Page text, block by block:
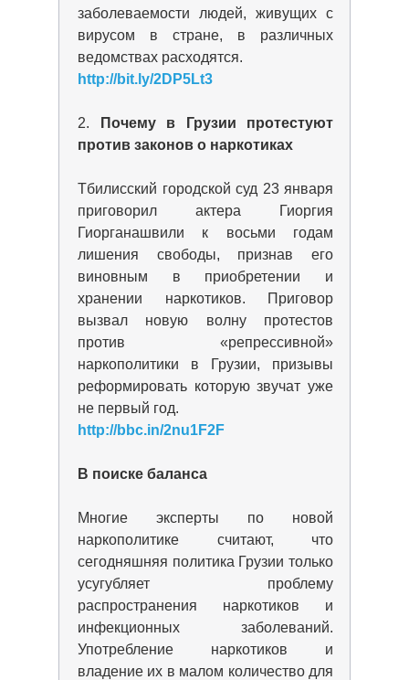
заболеваемости людей, живущих с
вирусом в стране, в различных
ведомствах расходятся.
http://bit.ly/2DP5Lt3
2. Почему в Грузии протестуют
против законов о наркотиках
Тбилисский городской суд 23 января
приговорил актера Гиоргия
Гиорганашвили к восьми годам
лишения свободы, признав его
виновным в приобретении и
хранении наркотиков. Приговор
вызвал новую волну протестов
против «репрессивной»
наркополитики в Грузии, призывы
реформировать которую звучат уже
не первый год.
http://bbc.in/2nu1F2F
В поиске баланса
Многие эксперты по новой
наркополитике считают, что
сегодняшняя политика Грузии только
усугубляет проблему
распространения наркотиков и
инфекционных заболеваний.
Употребление наркотиков и
владение их в малом количество для